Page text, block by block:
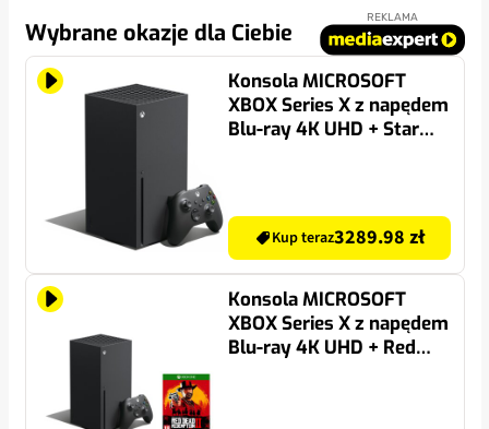
Wybrane okazje dla Ciebie
REKLAMA
Konsola MICROSOFT
XBOX Series X z napędem
Blu-ray 4K UHD + Star
Kup teraz3289.98 zł
Konsola MICROSOFT
XBOX Series X z napędem
Blu-ray 4K UHD + Red